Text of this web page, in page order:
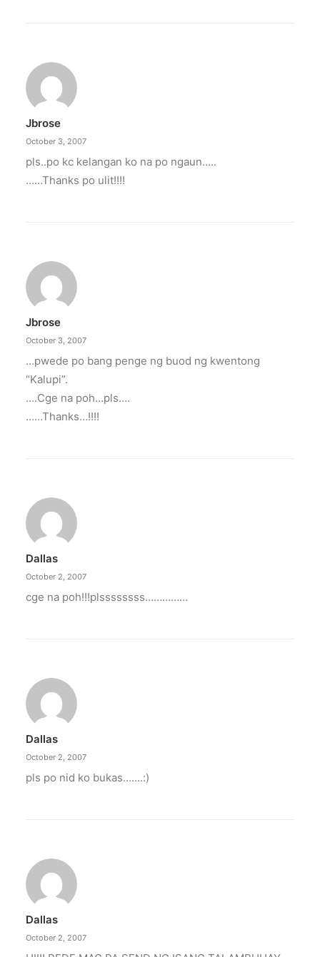
Jbrose
October 3, 2007
pls..po kc kelangan ko na po ngaun…..
……Thanks po ulit!!!!
Jbrose
October 3, 2007
…pwede po bang penge ng buod ng kwentong
“Kalupi”.
….Cge na poh…pls….
……Thanks…!!!!
Dallas
October 2, 2007
cge na poh!!!plssssssss……………
Dallas
October 2, 2007
pls po nid ko bukas…….:)
Dallas
October 2, 2007